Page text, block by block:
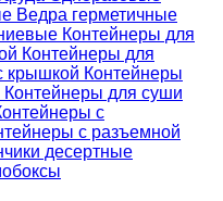
Ведра герметичные
Контейнеры для
Контейнеры для
крышкой Контейнеры
Контейнеры для суши
с
с разъемной
десертные